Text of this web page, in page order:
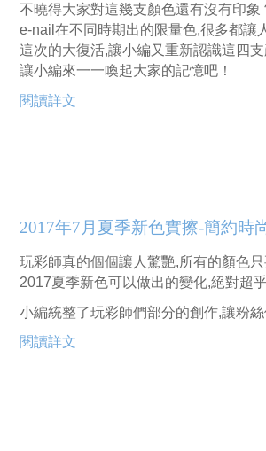
不曉得大家對這幾支顏色還有沒有印象
e-nail在不同時期出的限量色,很多都讓
這次的大復活,讓小編又重新認識這四
讓小編來一一喚起大家的記憶吧！
閱讀詳文
2017年7月夏季新色實擦-簡約時
玩彩師真的個個讓人驚艷,所有的顏色
2017夏季新色可以做出的變化,絕對超
小編統整了玩彩師們部分的創作,讓粉
閱讀詳文